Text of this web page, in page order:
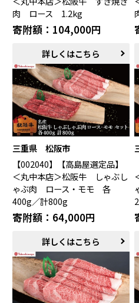
肉 ロース 1.2kg
寄附額：104,000円
詳しくはこちら
三重県 松阪市
【002040】【高島屋選定品】
＜丸中本店＞松阪牛 しゃぶし
ゃぶ肉 ロース・モモ 各
400g／計800g
寄附額：64,000円
詳しくはこちら